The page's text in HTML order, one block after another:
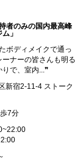
者のみの国内最高峰
」
ボディメイクで通っ
ナーの皆さんも明る
りで、室内...❞
新宿2-11-4 ストーク
7分